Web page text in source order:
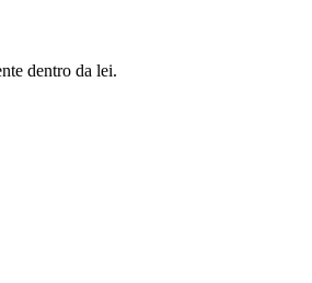
dentro da lei.